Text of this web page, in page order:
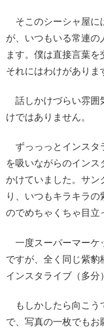
そこのシーシャ屋に
が、いつもいる常連の
ます。僕は直接言葉を
それにはわけがありま
話しかけづらい雰囲
けではありません。
ずっっっとインスタ
を吸いながらのインス
かけていました。サン
り、いつもキラキラ
のでめちゃくちゃ目立
一度スーパーマーケ
ですが、全く同じ紫豹
インスタライブ（多分
もしかしたら向こう
で、写真の一枚でもお